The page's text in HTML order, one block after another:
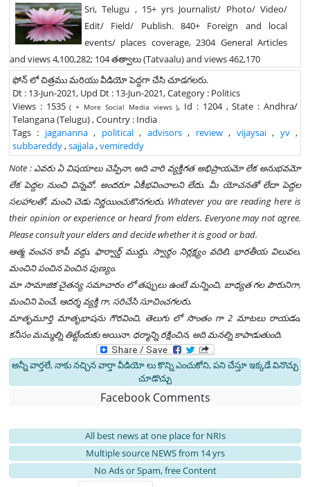
Sri, Telugu , 15+ yrs Journalist/ Photo/ Video/
Edit/ Field/ Publish. 840+ Foreign and local
events/ places coverage, 2304 General Articles
and views 4,100,282; 104 తత్వాలు (Tatvaalu) and views 462,170
ఫోన్ లో చిత్రము మరియు వీడియో పెద్దగా చేసి చూడగలరు.
Dt : 13-Jun-2021, Upd Dt : 13-Jun-2021, Category : Politics
Views : 1535( + More Social Media views ), Id : 1204 , State : Andhra/
Telangana (Telugu) , Country : India
Tags : jagananna, political, advisors, review, vijaysai, yv,
subbareddy,sajjala,vemireddy
Note : ఎవరు ఏ విషయాలు చెప్పినా, అది వారి వ్యక్తిగత అభిప్రాయమో లేక అనుభవమో
లేక పెద్దల నుంచి విన్నవో. అందరూ ఏకీభవించాలని లేదు. మీ యోచనతో లేదా పెద్దల
సలహాలతో, మంచి చెడు నిర్ణయించుకొనగలరు. Whatever you are reading here is
their opinion or experience or heard from elders. Everyone may not agree.
Please consult your elders and decide whether it is good or bad.
ఆత్మ వంచన కాపీ వద్దు, ఫార్వార్డ్ ముద్దు. స్వార్థం నిర్లక్ష్యం వదిలి, భారతీయ విలువల,
మంచిని పంచిన పెంచిన పుణ్యం.
మా సామాజిక చైతన్య సమాచారం లో తప్పులు ఉంటే మన్నించి, బాధ్యత గల పౌరునిగా,
మంచిని పెంచే, ఆదర్శ వ్యక్తి గా, సరిచేసి సూచించగలరు.
మాతృమూర్తి మాతృభాషను గౌరవించి, తెలుగు లో సొంతం గా 2 మాటలు రాయడం,
కనీసం మమ్మల్ని తిట్టేందుకు అయినా. ధర్మాన్ని రక్షించిన, అది మనల్ని కాపాడుతుంది.
అన్నీ వార్తలే, నాకు నచ్చిన వార్తా వీడియో లు కొన్ని ఎంచుకోని, పని చేస్తూ ఇక్కడే వినొచ్చు
చూడొచ్చు
Facebook Comments
All best news at one place for NRIs
Multiple source NEWS from 14 yrs
No Ads or Spam, free Content